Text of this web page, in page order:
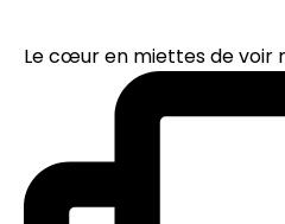
Le cœur en miettes de voir